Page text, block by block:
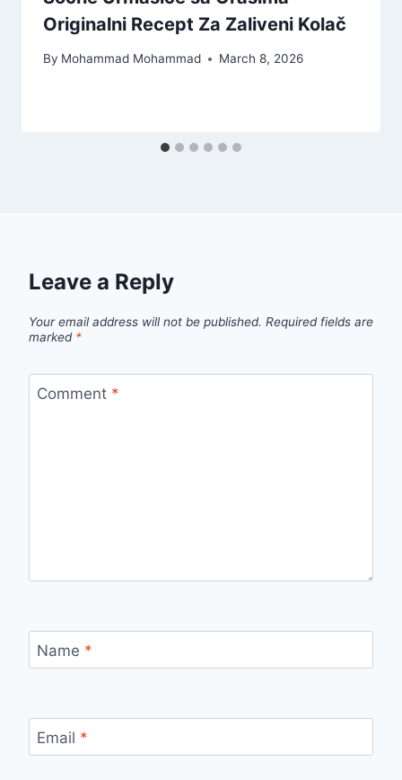
Originalni Recept Za Zaliveni Kolač
By Mohammad Mohammad March 8, 2026
Leave a Reply
Your email address will not be published. Required fields are
marked *
Comment *
Name *
Email *